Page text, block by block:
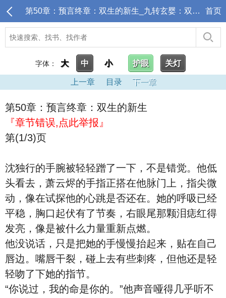
第50章：预言终章：双生的新生_九转玄婴：双生劫焰 首页
字体： 大 中 小 护眼 关灯
上一章 目录 下一章
第50章：预言终章：双生的新生
『章节错误,点此举报』
第(1/3)页
沈独行的手腕被轻轻蹭了一下，不是错觉。他低
头看去，萧云烬的手指正搭在他脉门上，指尖微
动，像在试探他的心跳是否还在。她的呼吸已经
平稳，胸口起伏有了节奏，右眼尾那颗泪痣红得
发亮，像是被什么力量重新点燃。
他没说话，只是把她的手慢慢抬起来，贴在自己
唇边。嘴唇干裂，碰上去有些刺疼，但他还是轻
轻吻了下她的指节。
“你说过，我的命是你的。”他声音哑得几乎听不